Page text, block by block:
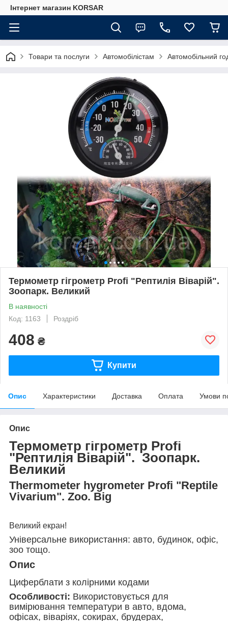
Iнтернет магазин KORSAR
Товари та послуги Автомобілістам Автомобільний
Термометр гігрометр Profi "Рептилія Віварій".
Зоопарк. Великий
В наявності
Код: 1163
Роздріб
408 ₴
Купити
Опис Характеристики Доставка Оплата Умови
Опис
Термометр гігрометр Profi
"Рептилія Віварій". Зоопарк.
Великий
Thermometer hygrometer Profi "Reptile
Vivarium". Zoo. Big
Великий екран!
Універсальне використання: авто, будинок, офіс,
зоо тощо.
Опис
Циферблати з колірними кодами
Особливості: Використовується для
вимірювання температури в авто, вдома,
офісах, віваріях, сокирах, брудерах,